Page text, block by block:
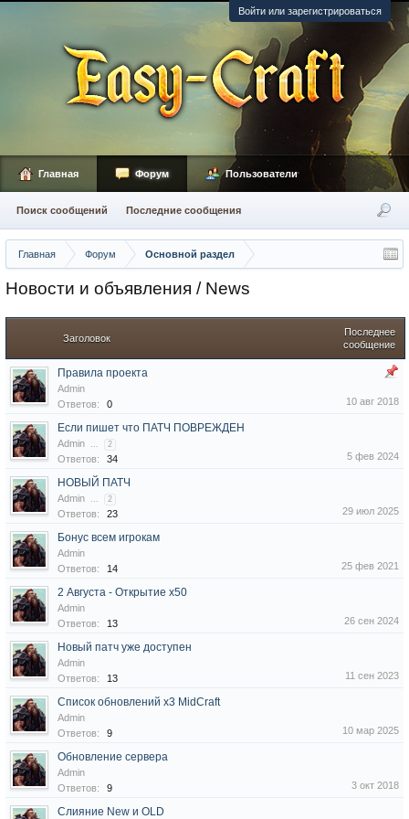
Войти или зарегистрироваться
Главная Форум Основной раздел
Новости и объявления / News
Заголовок
Последнее
сообщение
Правила проекта
Admin
Ответов:
0 10 авг 2018
Если пишет что ПАТЧ ПОВРЕЖДЕН
Admin ... 2
Ответов: 34 5 фев 2024
НОВЫЙ ПАТЧ
Admin ... 2
Ответов: 23 29 июл 2025
Бонус всем игрокам
Admin
Ответов:
14 25 фев 2021
2 Августа - Открытие x50
Admin
Ответов:
13 26 сен 2024
Новый патч уже доступен
Admin
Ответов:
13 11 сен 2023
Список обновлений x3 MidCraft
Admin
Ответов:
9 10 мар 2025
Обновление сервера
Admin
Ответов:
9 3 окт 2018
Слияние New и OLD
Главная Форум
Поиск сообщений Последние сообщения
Пользователи